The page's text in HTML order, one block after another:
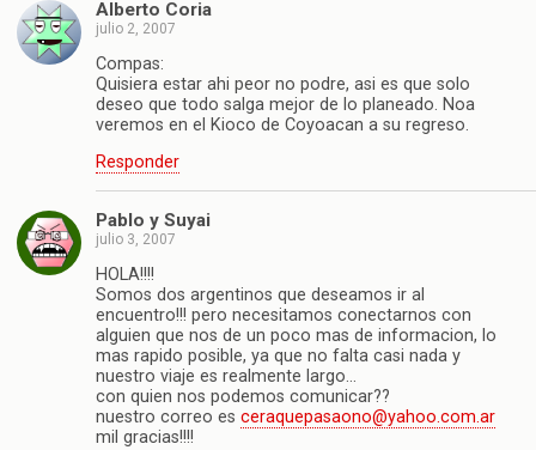
Alberto Coria
julio 2, 2007
Compas:
Quisiera estar ahi peor no podre, asi es que solo
deseo que todo salga mejor de lo planeado. Noa
veremos en el Kioco de Coyoacan a su regreso.
Responder
Pablo y Suyai
julio 3, 2007
HOLA!!!!
Somos dos argentinos que deseamos ir al
encuentro!!! pero necesitamos conectarnos con
alguien que nos de un poco mas de informacion, lo
mas rapido posible, ya que no falta casi nada y
nuestro viaje es realmente largo…
con quien nos podemos comunicar??
nuestro correo es ceraquepasaono@yahoo.com.ar
mil gracias!!!!